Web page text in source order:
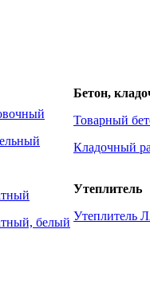
белый
Бетон,
Товарный
Кладочный
Утеплитель
Утеплитель